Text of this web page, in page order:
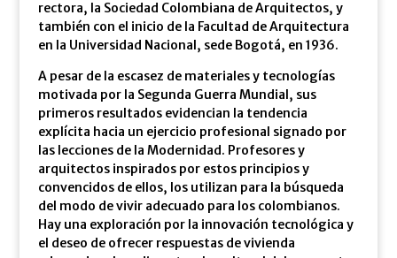
rectora, la Sociedad Colombiana de Arquitectos, y
también con el inicio de la Facultad de Arquitectura
en la Universidad Nacional, sede Bogotá, en 1936.
A pesar de la escasez de materiales y tecnologías
motivada por la Segunda Guerra Mundial, sus
primeros resultados evidencian la tendencia
explícita hacia un ejercicio profesional signado por
las lecciones de la Modernidad. Profesores y
arquitectos inspirados por estos principios y
convencidos de ellos, los utilizan para la búsqueda
del modo de vivir adecuado para los colombianos.
Hay una exploración por la innovación tecnológica y
el deseo de ofrecer respuestas de vivienda